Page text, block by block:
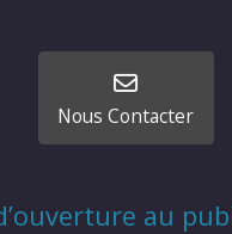
Nous Contacter
au